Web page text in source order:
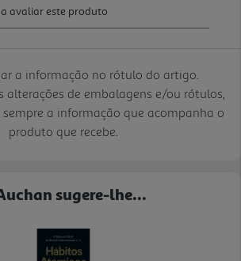
a informação no rótulo do artigo.
alterações de embalagens e/ou rótulos,
sempre a informação que acompanha o
produto que recebe.
sugere-lhe...